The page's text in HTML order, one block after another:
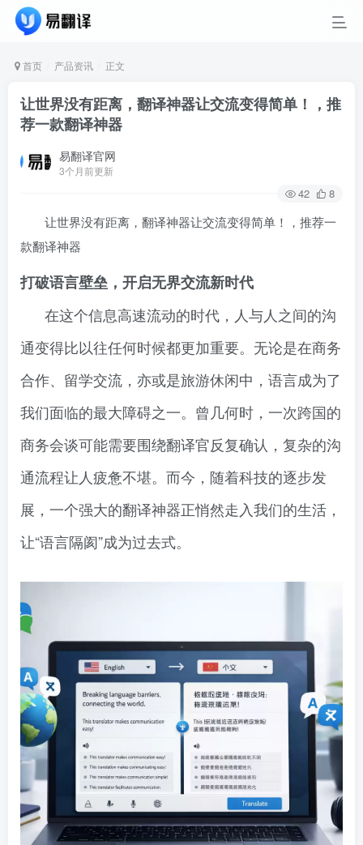
首页 产品资讯 正文
让世界没有距离，翻译神器让交流变得简单！，推
荐一款翻译神器
易翻译官网
3个月前更新
42 8
让世界没有距离，翻译神器让交流变得简单！，推荐一
款翻译神器
打破语言壁垒，开启无界交流新时代
在这个信息高速流动的时代，人与人之间的沟
通变得比以往任何时候都更加重要。无论是在商务
合作、留学交流，亦或是旅游休闲中，语言成为了
我们面临的最大障碍之一。曾几何时，一次跨国的
商务会谈可能需要围绕翻译官反复确认，复杂的沟
通流程让人疲惫不堪。而今，随着科技的逐步发
展，一个强大的翻译神器正悄然走入我们的生活，
让“语言隔阂”成为过去式。